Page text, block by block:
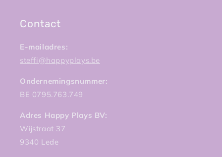
Contact
E-mailadres:
steffi@happyplays.be
Ondernemingsnummer:
BE 0795.763.749
Adres Happy Plays BV:
Wijstraat 37
9340 Lede